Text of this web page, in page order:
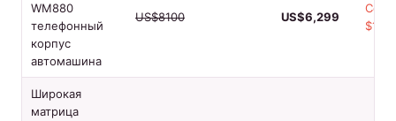
WM880
телефонный
корпус
автомашина
US$8100 US$6,299
Широкая
матрица